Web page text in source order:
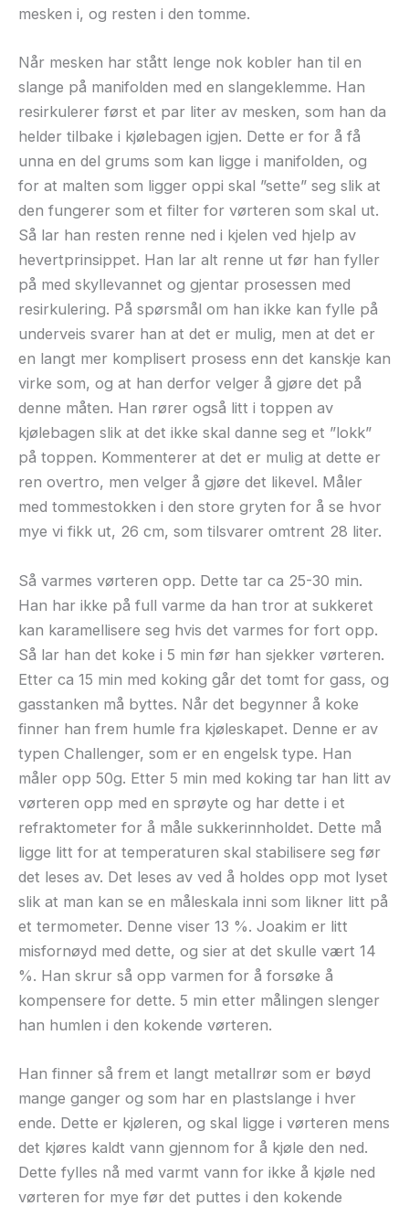
mesken i, og resten i den tomme.
Når mesken har stått lenge nok kobler han til en
slange på manifolden med en slangeklemme. Han
resirkulerer først et par liter av mesken, som han da
helder tilbake i kjølebagen igjen. Dette er for å få
unna en del grums som kan ligge i manifolden, og
for at malten som ligger oppi skal ”sette” seg slik at
den fungerer som et filter for vørteren som skal ut.
Så lar han resten renne ned i kjelen ved hjelp av
hevertprinsippet. Han lar alt renne ut før han fyller
på med skyllevannet og gjentar prosessen med
resirkulering. På spørsmål om han ikke kan fylle på
underveis svarer han at det er mulig, men at det er
en langt mer komplisert prosess enn det kanskje kan
virke som, og at han derfor velger å gjøre det på
denne måten. Han rører også litt i toppen av
kjølebagen slik at det ikke skal danne seg et ”lokk”
på toppen. Kommenterer at det er mulig at dette er
ren overtro, men velger å gjøre det likevel. Måler
med tommestokken i den store gryten for å se hvor
mye vi fikk ut, 26 cm, som tilsvarer omtrent 28 liter.
Så varmes vørteren opp. Dette tar ca 25-30 min.
Han har ikke på full varme da han tror at sukkeret
kan karamellisere seg hvis det varmes for fort opp.
Så lar han det koke i 5 min før han sjekker vørteren.
Etter ca 15 min med koking går det tomt for gass, og
gasstanken må byttes. Når det begynner å koke
finner han frem humle fra kjøleskapet. Denne er av
typen Challenger, som er en engelsk type. Han
måler opp 50g. Etter 5 min med koking tar han litt av
vørteren opp med en sprøyte og har dette i et
refraktometer for å måle sukkerinnholdet. Dette må
ligge litt for at temperaturen skal stabilisere seg før
det leses av. Det leses av ved å holdes opp mot lyset
slik at man kan se en måleskala inni som likner litt på
et termometer. Denne viser 13 %. Joakim er litt
misfornøyd med dette, og sier at det skulle vært 14
%. Han skrur så opp varmen for å forsøke å
kompensere for dette. 5 min etter målingen slenger
han humlen i den kokende vørteren.
Han finner så frem et langt metallrør som er bøyd
mange ganger og som har en plastslange i hver
ende. Dette er kjøleren, og skal ligge i vørteren mens
det kjøres kaldt vann gjennom for å kjøle den ned.
Dette fylles nå med varmt vann for ikke å kjøle ned
vørteren for mye før det puttes i den kokende